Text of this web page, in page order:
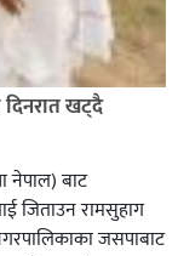
जनमत नेताद्वय
दिनरात खट्दै
नेपाल) बाट
जिताउन रामसुहाग
जसपाबाट